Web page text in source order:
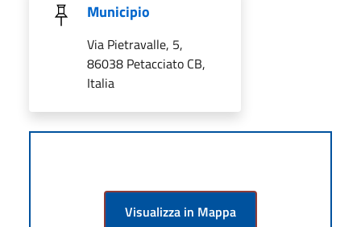
Municipio
Via Pietravalle, 5,
86038 Petacciato CB,
Italia
Visualizza in Mappa